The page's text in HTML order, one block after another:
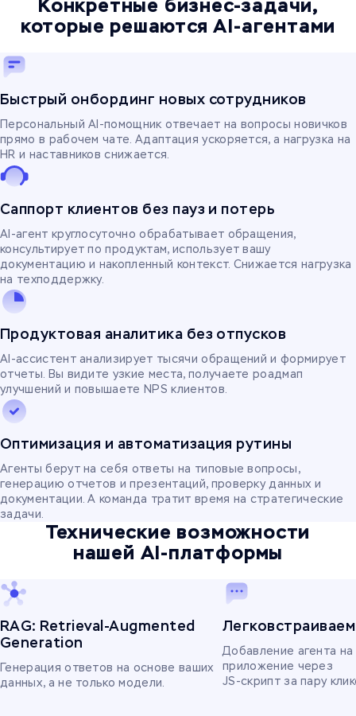
Конкретные бизнес-задачи,
которые решаются AI-агентами
Быстрый онбординг новых сотрудников
Персональный AI-помощник отвечает на вопросы новичков
прямо в рабочем чате. Адаптация ускоряется, а нагрузка на
HR и наставников снижается.
Саппорт клиентов без пауз и потерь
AI-агент круглосуточно обрабатывает обращения,
консультирует по продуктам, использует вашу
документацию и накопленный контекст. Снижается нагрузка
на техподдержку.
Продуктовая аналитика без отпусков
AI-ассистент анализирует тысячи обращений и формирует
отчеты. Вы видите узкие места, получаете роадмап
улучшений и повышаете NPS клиентов.
Оптимизация и автоматизация рутины
Агенты берут на себя ответы на типовые вопросы,
генерацию отчетов и презентаций, проверку данных и
документации. А команда тратит время на стратегические
задачи.
Технические возможности
нашей AI-платформы
RAG: Retrieval-Augmented
Generation
Генерация ответов на основе ваших
данных, а не только модели.
Добавление агента на
приложение через
JS-скрипт за пару